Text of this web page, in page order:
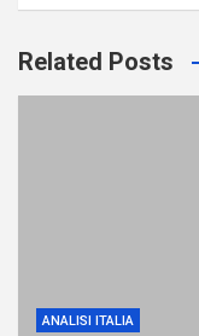
Related Posts
ANALISI ITALIA